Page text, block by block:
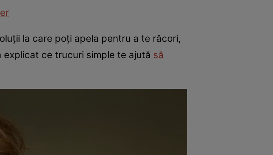
la care poți apela pentru a te răcori,
explicat ce trucuri simple te ajută să